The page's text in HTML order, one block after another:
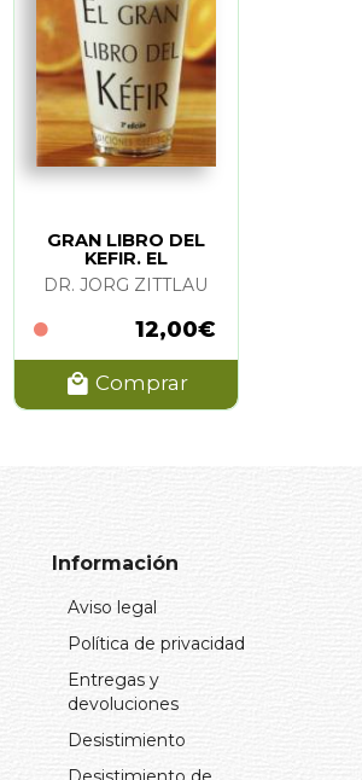
GRAN LIBRO DEL
KEFIR. EL
DR. JORG ZITTLAU
12,00€
Comprar
Información
Aviso legal
Política de privacidad
Entregas y
devoluciones
Desistimiento